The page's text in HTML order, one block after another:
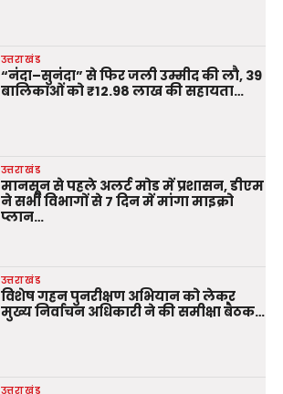
उत्तराखंड
“नंदा–सुनंदा” से फिर जली उम्मीद की लौ, 39
बालिकाओं को ₹12.98 लाख की सहायता…
उत्तराखंड
मानसून से पहले अलर्ट मोड में प्रशासन, डीएम
ने सभी विभागों से 7 दिन में मांगा माइक्रो
प्लान…
उत्तराखंड
विशेष गहन पुनरीक्षण अभियान को लेकर
मुख्य निर्वाचन अधिकारी ने की समीक्षा बैठक…
उत्तराखंड